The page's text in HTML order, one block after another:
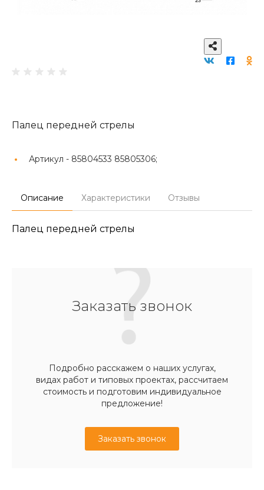
Палец передней стрелы
Артикул - 85804533 85805306;
Описание Характеристики Отзывы
Палец передней стрелы
Заказать звонок
Подробно расскажем о наших услугах,
видах работ и типовых проектах, рассчитаем
стоимость и подготовим индивидуальное
предложение!
Заказать звонок